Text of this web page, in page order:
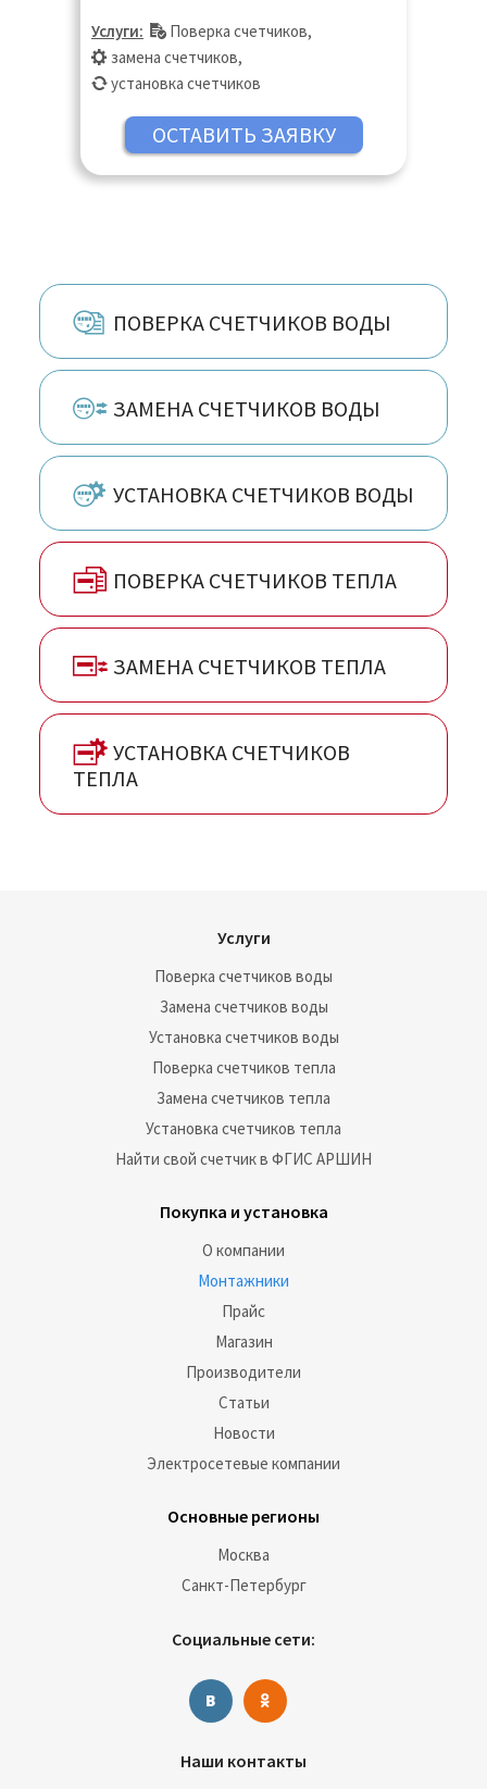
Раменское, Реутов, Фрязино, Химки,
Щёлково, Электросталь
Услуги: Поверка счетчиков,
замена счетчиков,
установка счетчиков
ПОВЕРКА СЧЕТЧИКОВ ВОДЫ
ЗАМЕНА СЧЕТЧИКОВ ВОДЫ
УСТАНОВКА СЧЕТЧИКОВ ВОДЫ
ПОВЕРКА СЧЕТЧИКОВ ТЕПЛА
ЗАМЕНА СЧЕТЧИКОВ ТЕПЛА
УСТАНОВКА СЧЕТЧИКОВ
ТЕПЛА
Услуги
Поверка счетчиков воды
Замена счетчиков воды
Установка счетчиков воды
Поверка счетчиков тепла
Замена счетчиков тепла
Установка счетчиков тепла
Найти свой счетчик в ФГИС АРШИН
Покупка и установка
О компании
Монтажники
Прайс
Магазин
Производители
Статьи
Новости
Электросетевые компании
Основные регионы
Москва
Санкт-Петербург
Социальные сети:
Наши контакты